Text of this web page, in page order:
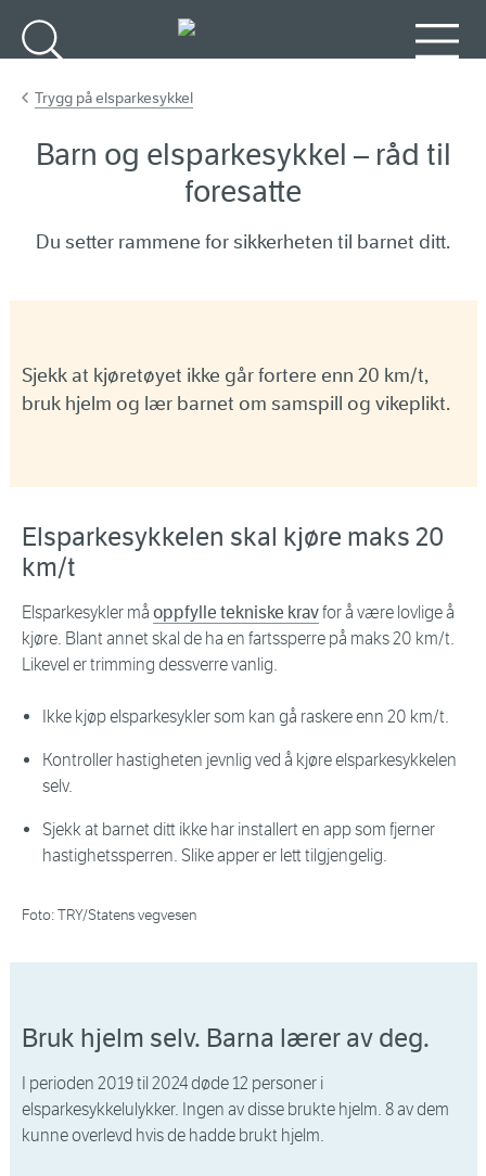
Trygg på elsparkesykkel
Barn og elsparkesykkel – råd til
foresatte
Du setter rammene for sikkerheten til barnet ditt.
Sjekk at kjøretøyet ikke går fortere enn 20 km/t,
bruk hjelm og lær barnet om samspill og vikeplikt.
Elsparkesykkelen skal kjøre maks 20
km/t
Elsparkesykler må oppfylle tekniske kravfor å være lovlige å
kjøre. Blant annet skal de ha en fartssperre på maks 20 km/t.
Likevel er trimming dessverre vanlig.
Ikke kjøp elsparkesykler som kan gå raskere enn 20 km/t.
Kontroller hastigheten jevnlig ved å kjøre elsparkesykkelen
selv.
Sjekk at barnet ditt ikke har installert en app som fjerner
hastighetssperren. Slike apper er lett tilgjengelig.
Foto: TRY/Statens vegvesen
Bruk hjelm selv. Barna lærer av deg.
I perioden 2019 til 2024 døde 12 personer i
elsparkesykkelulykker. Ingen av disse brukte hjelm. 8 av dem
kunne overlevd hvis de hadde brukt hjelm.